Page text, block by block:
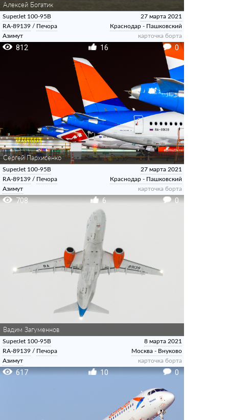
Алексей Богатик
SuperJet 100-95B
RA-89139 / Печора
Азимут
27 марта 2021
Краснодар - Пашковский
карточка борта
812 16 0
Сергей Пархисенко
SuperJet 100-95B
RA-89139 / Печора
Азимут
27 марта 2021
Краснодар - Пашковский
карточка борта
708 6 0
Вадим Загуменнов
SuperJet 100-95B
RA-89139 / Печора
Азимут
8 марта 2021
Москва - Внуково
карточка борта
617 10 0